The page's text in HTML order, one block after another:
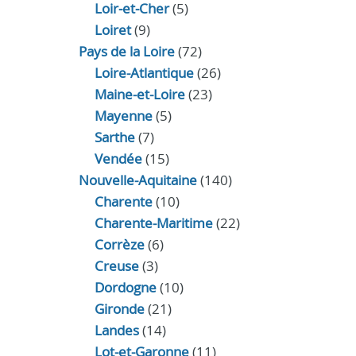
Loir‑et‑Cher(5)
Loiret(9)
Pays de la Loire(72)
Loire-Atlantique(26)
Maine-et-Loire(23)
Mayenne(5)
Sarthe(7)
Vendée(15)
Nouvelle-Aquitaine(140)
Charente(10)
Charente-Maritime(22)
Corrèze(6)
Creuse(3)
Dordogne(10)
Gironde(21)
Landes(14)
Lot-et-Garonne(11)